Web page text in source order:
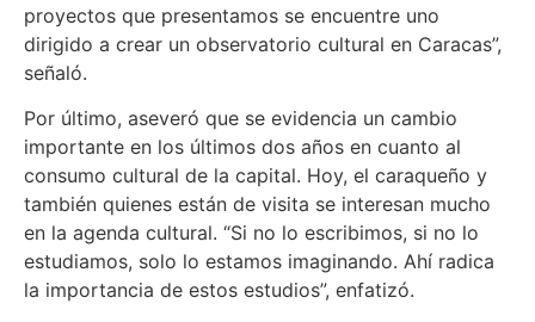
proyectos que presentamos se encuentre uno
dirigido a crear un observatorio cultural en Caracas”,
señaló.
Por último, aseveró que se evidencia un cambio
importante en los últimos dos años en cuanto al
consumo cultural de la capital. Hoy, el caraqueño y
también quienes están de visita se interesan mucho
en la agenda cultural. “Si no lo escribimos, si no lo
estudiamos, solo lo estamos imaginando. Ahí radica
la importancia de estos estudios”, enfatizó.